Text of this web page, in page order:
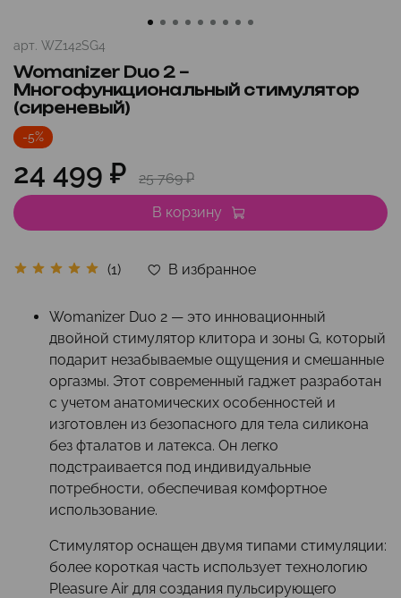
арт. WZ142SG4
Womanizer Duo 2 –
Многофункциональный стимулятор
(сиреневый)
(1) В избранное
-5%
24 499 ₽
25 769 ₽
В корзину
Womanizer Duo 2 — это инновационный
двойной стимулятор клитора и зоны G, который
подарит незабываемые ощущения и смешанные
оргазмы. Этот современный гаджет разработан
с учетом анатомических особенностей и
изготовлен из безопасного для тела силикона
без фталатов и латекса. Он легко
подстраивается под индивидуальные
потребности, обеспечивая комфортное
использование.
Стимулятор оснащен двумя типами стимуляции:
более короткая часть использует технологию
Pleasure Air для создания пульсирующего